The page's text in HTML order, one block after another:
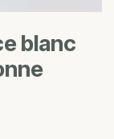
blanc